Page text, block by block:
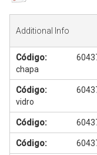
Additional Info
Código:
chapa
Código:
vidro
Código:
Código: